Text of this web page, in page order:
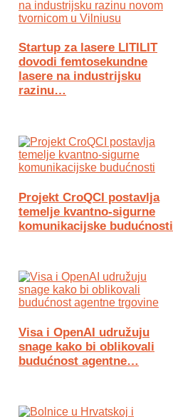
Startup za lasere LITILIT
dovodi femtosekundne
lasere na industrijsku
razinu…
Projekt CroQCI postavlja
temelje kvantno-sigurne
komunikacijske budućnosti
Visa i OpenAI udružuju
snage kako bi oblikovali
budućnost agentne…